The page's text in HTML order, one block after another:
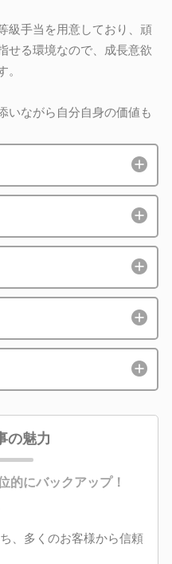
級手当を用意しており、頑
せる環境なので、成長意欲
いながら自分自身の価値も
の魅力
的にバックアップ！
、多くのお客様から信頼